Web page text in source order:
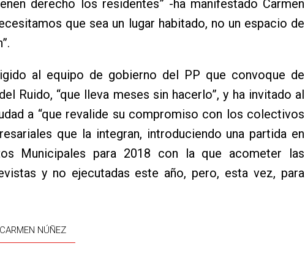
derecho los residentes” -ha manifestado Carmen
que sea un lugar habitado, no un espacio de
al equipo de gobierno del PP que convoque de
Ruido, “que lleva meses sin hacerlo”, y ha invitado al
a “que revalide su compromiso con los colectivos
que la integran, introduciendo una partida en
Municipales para 2018 con la que acometer las
y no ejecutadas este año, pero, esta vez, para
CARMEN NÚÑEZ